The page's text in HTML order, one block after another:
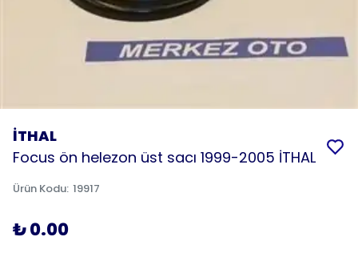
İTHAL
Focus ön helezon üst sacı 1999-2005 İTHAL
Ürün Kodu: 19917
₺ 0.00